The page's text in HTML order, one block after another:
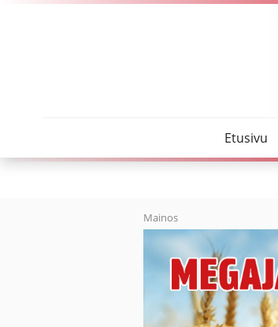
Etusivu
Mainos